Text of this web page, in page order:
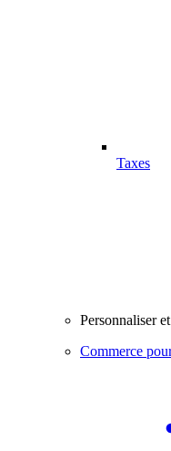
Taxes
Personnaliser
Commerce